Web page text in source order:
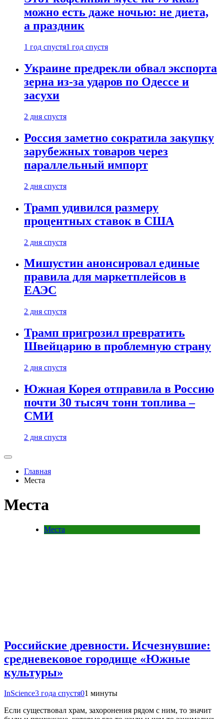
можно есть даже ночью: не диета,
а праздник
1 год спустя1 год спустя
Украине предрекли обвал экспорта
зерна из-за ударов по Одессе и
засухи
2 дня спустя
Россия заметно сократила закупку
зарубежных товаров через
параллельный импорт
2 дня спустя
Трамп удивился размеру
процентных ставок в США
2 дня спустя
Мишустин анонсировал единые
правила для маркетплейсов в
ЕАЭС
2 дня спустя
Трамп пригрозил превратить
Швейцарию в проблемную страну
2 дня спустя
Южная Корея отправила в Россию
почти 30 тысяч тонн топлива –
СМИ
2 дня спустя
Главная
Места
Места
Места
Российские древности. Исчезнувшие:
средневековое городище «Южные
культуры»
InScience3 года спустя01 минуты
Если существовал храм, захоронения рядом с ним, то значит